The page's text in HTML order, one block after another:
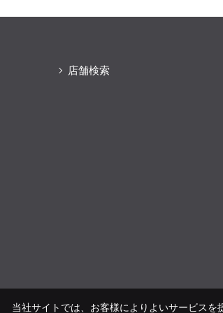
店舗検索
当社サイトでは、お客様によりよいサービス